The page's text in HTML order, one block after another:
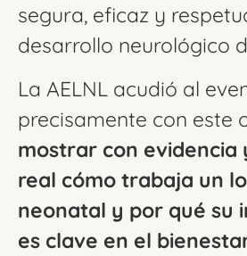
segura, eficaz y
desarrollo neurológico
La AELNL acudió al
precisamente con este
mostrar con evidencia
real cómo trabaja un
neonatal y por qué su
es clave en el